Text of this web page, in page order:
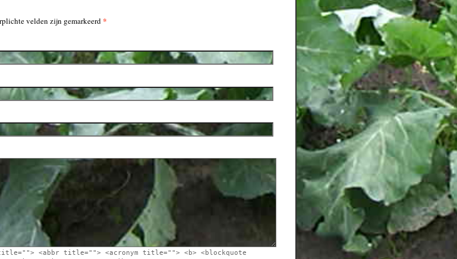
velden zijn gemarkeerd*
<abbr title=""> <acronym title=""> <b> <blockquote